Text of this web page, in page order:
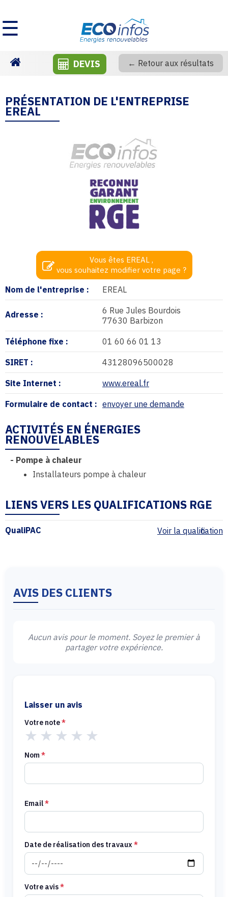
☰
DEVIS ← Retour aux résultats
PRÉSENTATION DE L'ENTREPRISE
EREAL
Nom de l'entreprise : EREAL
Adresse :
6 Rue Jules Bourdois
77630 Barbizon
Téléphone fixe : 01 60 66 01 13
SIRET : 43128096500028
Site Internet : www.ereal.fr
Formulaire de contact : envoyer une demande
Vous êtes EREAL ,
vous souhaitez modifier votre page ?
ACTIVITÉS EN ÉNERGIES
RENOUVELABLES
- Pompe à chaleur
Installateurs pompe à chaleur
LIENS VERS LES QUALIFICATIONS RGE
QualiPAC Voir la qualification
AVIS DES CLIENTS
Aucun avis pour le moment. Soyez le premier à
partager votre expérience.
Laisser un avis
Votre note*
★ ★ ★ ★ ★
Nom*
Email*
Date de réalisation des travaux *
Votre avis*